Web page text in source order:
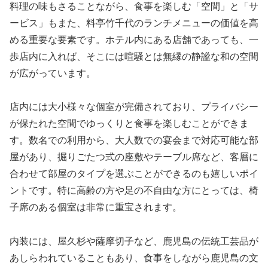
料理の味もさることながら、食事を楽しむ「空間」と「サ
ービス」もまた、料亭竹千代のランチメニューの価値を高
める重要な要素です。ホテル内にある店舗であっても、一
歩店内に入れば、そこには喧騒とは無縁の静謐な和の空間
が広がっています。
店内には大小様々な個室が完備されており、プライバシー
が保たれた空間でゆっくりと食事を楽しむことができま
す。数名での利用から、大人数での宴会まで対応可能な部
屋があり、掘りごたつ式の座敷やテーブル席など、客層に
合わせて部屋のタイプを選ぶことができるのも嬉しいポイ
ントです。特に高齢の方や足の不自由な方にとっては、椅
子席のある個室は非常に重宝されます。
内装には、屋久杉や薩摩切子など、鹿児島の伝統工芸品が
あしらわれていることもあり、食事をしながら鹿児島の文